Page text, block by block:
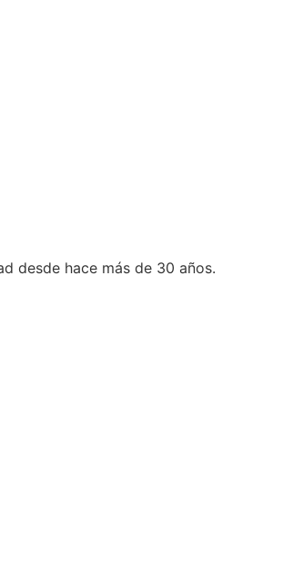
desde hace más de 30 años.